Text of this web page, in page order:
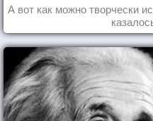
А вот как можно творчески